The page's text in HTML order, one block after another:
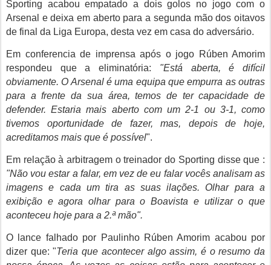
Sporting acabou empatado a dois golos no jogo com o
Arsenal e deixa em aberto para a segunda mão dos oitavos
de final da Liga Europa, desta vez em casa do adversário.
Em conferencia de imprensa após o jogo Rúben Amorim
respondeu que a eliminatória: "Está aberta, é difícil
obviamente. O Arsenal é uma equipa que empurra as outras
para a frente da sua área, temos de ter capacidade de
defender. Estaria mais aberto com um 2-1 ou 3-1, como
tivemos oportunidade de fazer, mas, depois de hoje,
acreditamos mais que é possível".
Em relação à arbitragem o treinador do Sporting disse que :
"Não vou estar a falar, em vez de eu falar vocês analisam as
imagens e cada um tira as suas ilações. Olhar para a
exibição e agora olhar para o Boavista e utilizar o que
aconteceu hoje para a 2.ª mão".
O lance falhado por Paulinho Rúben Amorim acabou por
dizer que: "Teria que acontecer algo assim, é o resumo da